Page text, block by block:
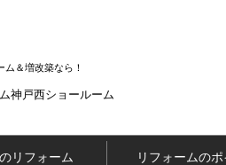
ム＆増改築なら
リフォーム リフォームのポ